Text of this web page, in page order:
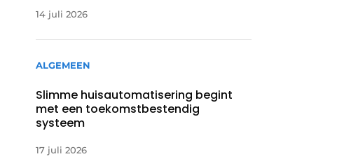
14 juli 2026
ALGEMEEN
Slimme huisautomatisering begint
met een toekomstbestendig
systeem
17 juli 2026